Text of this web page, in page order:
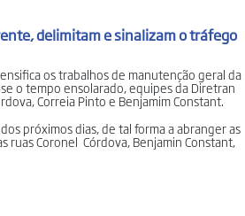
delimitam e sinalizam o tráfego
os trabalhos de manutenção geral da
o tempo ensolarado, equipes da Diretran
Correia Pinto e Benjamim Constant.
próximos dias, de tal forma a abranger as
ruas Coronel Córdova, Benjamin Constant,